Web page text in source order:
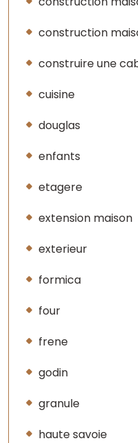
construction
construire une
cuisine
douglas
enfants
etagere
extension maison
exterieur
formica
four
frene
godin
granule
haute savoie